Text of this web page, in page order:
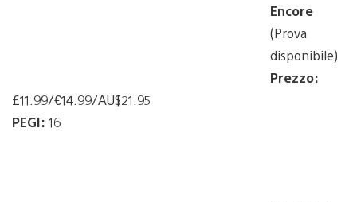
Encore
(Prova
disponibile)
Prezzo:
£11.99/€14.99/AU$21.95
PEGI: 16